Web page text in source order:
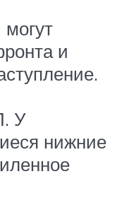
и
У
нижние